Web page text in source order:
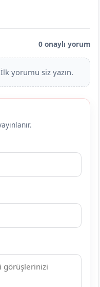
0 onaylı yorum
yorumu siz yazın.